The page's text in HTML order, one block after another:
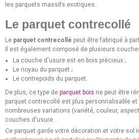
les parquets massifs exotiques.
Le parquet contrecollé
Le parquet contrecollé peut être fabriqué à
Il est également composé de plusieurs
La couche d'usure est en bois précieux ;
Le noyau du parquet ;
Le contrepoids du parquet.
De plus, ce type de parquet bois ne peut être
parquet contrecollé est plus personnalisable
nombreuses variations (variété, couleur,
couches d'usure.
Ce parquet garde votre décoration et votre sol